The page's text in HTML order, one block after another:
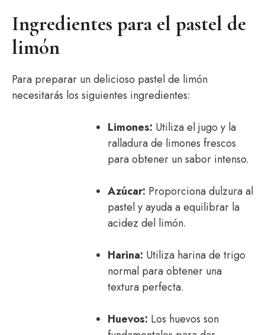
Ingredientes para el pastel de
limón
Para preparar un delicioso pastel de limón
necesitarás los siguientes ingredientes:
Limones: Utiliza el jugo y la
ralladura de limones frescos
para obtener un sabor intenso.
Azúcar: Proporciona dulzura al
pastel y ayuda a equilibrar la
acidez del limón.
Harina: Utiliza harina de trigo
normal para obtener una
textura perfecta.
Huevos: Los huevos son